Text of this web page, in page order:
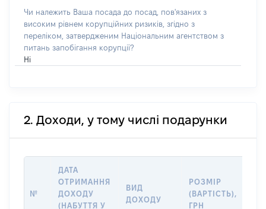
Чи належить Ваша посада до посад, пов'язаних з
високим рівнем корупційних ризиків, згідно з
переліком, затвердженим Національним агентством з
питань запобігання корупції?
Ні
2. Доходи, у тому числі подарунки
№
ДАТА
ОТРИМАННЯ
ДОХОДУ
(НАБУТТЯ У
ВИД
ДОХОДУ
РОЗМІР
(ВАРТІСТЬ),
ГРН